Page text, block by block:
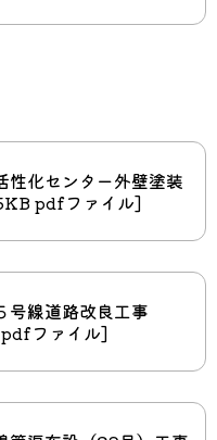
性化センター外壁塗装
pdfファイル]
号線道路改良工事
ファイル]